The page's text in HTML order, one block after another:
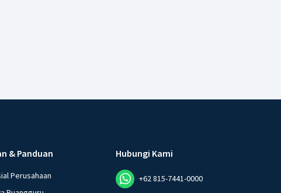
& Panduan
Perusahaan
Hubungi Kami
+62 815-7441-0000